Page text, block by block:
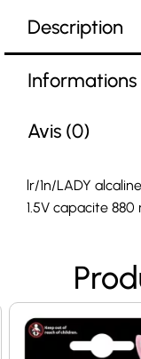
Description
Avis (0)
lr/1n/LADY
1.5V capacite 880